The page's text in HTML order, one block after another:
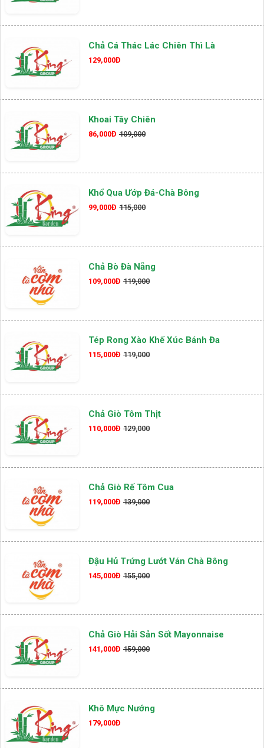
Chả Cá Thác Lác Chiên Thì Là
129,000Đ
Khoai Tây Chiên
86,000Đ 109,000
Khổ Qua Ướp Đá-Chà Bông
99,000Đ 115,000
Chả Bò Đà Nẵng
109,000Đ 119,000
Tép Rong Xào Khế Xúc Bánh Đa
115,000Đ 119,000
Chả Giò Tôm Thịt
110,000Đ 129,000
Chả Giò Rế Tôm Cua
119,000Đ 139,000
Đậu Hủ Trứng Lướt Ván Chà Bông
145,000Đ 155,000
Chả Giò Hải Sản Sốt Mayonnaise
141,000Đ 159,000
Khô Mực Nướng
179,000Đ